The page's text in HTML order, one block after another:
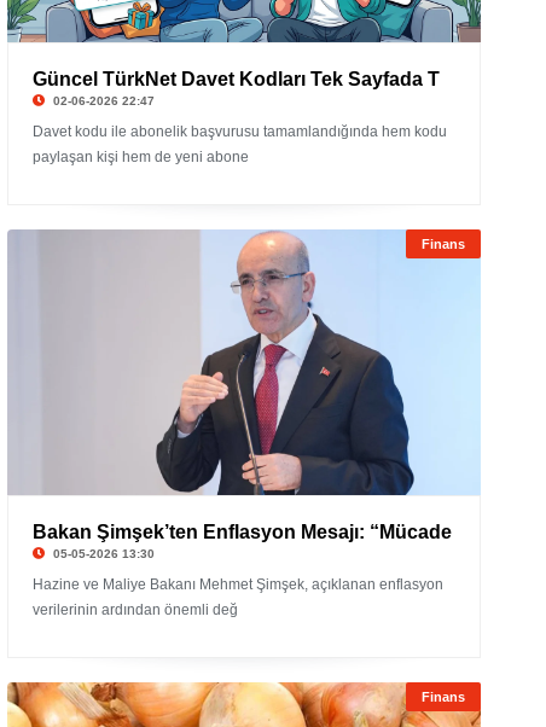
Güncel TürkNet Davet Kodları Tek Sayfada T
02-06-2026 22:47
Davet kodu ile abonelik başvurusu tamamlandığında hem kodu
paylaşan kişi hem de yeni abone
Finans
Bakan Şimşek’ten Enflasyon Mesajı: “Mücade
05-05-2026 13:30
Hazine ve Maliye Bakanı Mehmet Şimşek, açıklanan enflasyon
verilerinin ardından önemli değ
Finans